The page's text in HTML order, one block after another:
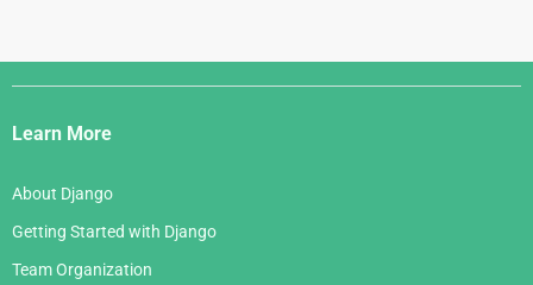
Django
Links
Learn More
About Django
Getting Started with Django
Team Organization